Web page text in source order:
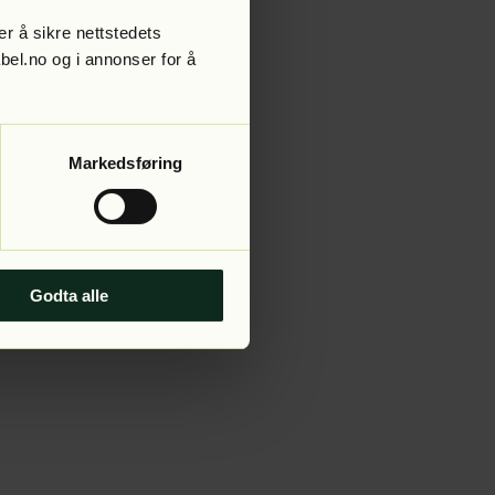
å sikre nettstedets
og i annonser for å
Markedsføring
Godta alle